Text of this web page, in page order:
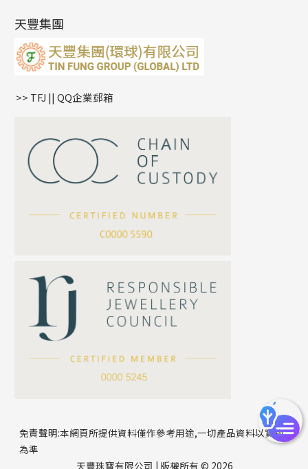
公司名稱
聯絡電話
雙十字鏈系列
水波鏈系列
蛇骨鏈系列
鏈尾系列
嘴唇鏈系列
S車花鏈系列
珍珠鏈系列
坦克鏈系列
滿天星鏈系列
方假繩鏈系列
耳環扣系列
耳綫/耳鈎系列
耳環爪頭
耳環
字母吊墜
相盒吊墜
項鏈吊墜
生肖吊墜
星座吊墜
珠扣
天豐集團
>> TFJ || QQ企業郵箱
免責聲明:本網頁所提供資料僅作參考用途,一切產品資料以實物
為準
天豐珠寶有限公司 | 版權所有 © 2026